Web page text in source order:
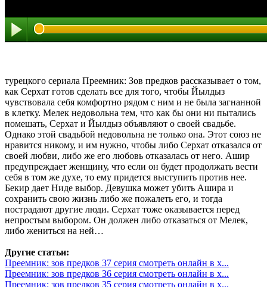
турецкого сериала Преемник: Зов предков рассказывает о том,
как Серхат готов сделать все для того, чтобы Йылдыз
чувствовала себя комфортно рядом с ним и не была загнанной
в клетку. Мелек недовольна тем, что как бы они ни пытались
помешать, Серхат и Йылдыз объявляют о своей свадьбе.
Однако этой свадьбой недовольна не только она. Этот союз не
нравится никому, и им нужно, чтобы либо Серхат отказался от
своей любви, либо же его любовь отказалась от него. Ашир
предупреждает женщину, что если он будет продолжать вести
себя в том же духе, то ему придется выступить против нее.
Бекир дает Ниде выбор. Девушка может убить Ашира и
сохранить свою жизнь либо же пожалеть его, и тогда
пострадают другие люди. Серхат тоже оказывается перед
непростым выбором. Он должен либо отказаться от Мелек,
либо жениться на ней…
Другие статьи:
Преемник: зов предков 37 серия смотреть онлайн в х...
Преемник: зов предков 36 серия смотреть онлайн в х...
Преемник: зов предков 35 серия смотреть онлайн в х...